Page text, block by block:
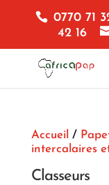
0770 71
42 16
Accueil /
intercalaires
Classeurs